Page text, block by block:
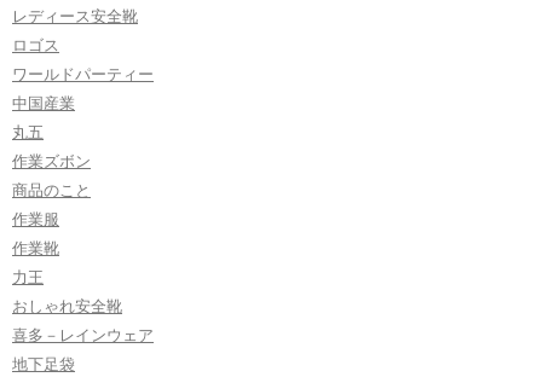
レディース安全靴
ロゴス
ワールドパーティー
中国産業
丸五
作業ズボン
商品のこと
作業服
作業靴
力王
おしゃれ安全靴
喜多－レインウェア
地下足袋